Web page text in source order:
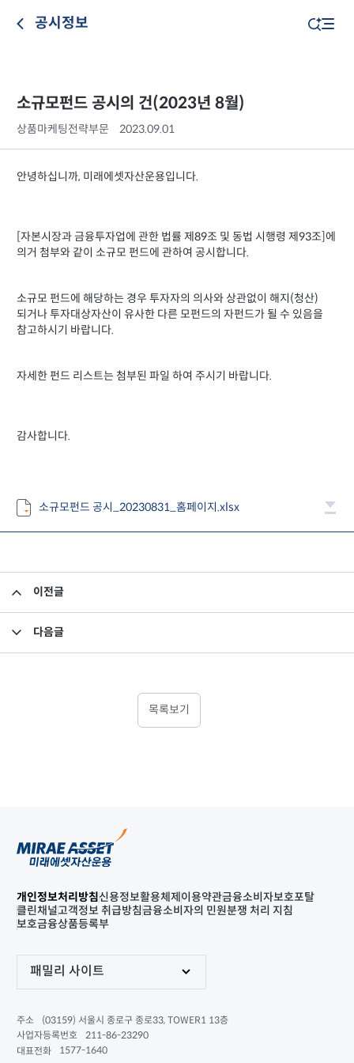
공시정보
소규모펀드 공시의 건(2023년 8월)
상품마케팅전략부문 2023.09.01
안녕하십니까, 미래에셋자산운용입니다.
[자본시장과 금융투자업에 관한 법률 제89조 및 동법 시행령 제93조]에
의거 첨부와 같이 소규모 펀드에 관하여 공시합니다.
소규모 펀드에 해당하는 경우 투자자의 의사와 상관없이 해지(청산)
되거나 투자대상자산이 유사한 다른 모펀드의 자펀드가 될 수 있음을
참고하시기 바랍니다.
자세한 펀드 리스트는 첨부된 파일 하여 주시기 바랍니다.
감사합니다.
소규모펀드 공시_20230831_홈페이지.xlsx
이전글
다음글
목록보기
개인정보처리방침신용정보활용체제 이용약관금융소비자보호포탈
클린채널고객정보 취급방침금융소비자의 민원분쟁 처리 지침
보호금융상품등록부
패밀리 사이트
주소
(03159) 서울시 종로구 종로33, TOWER1 13층
사업자등록번호
211-86-23290
대표전화
1577-1640